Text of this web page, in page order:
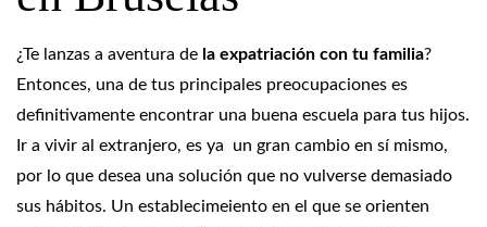
¿Te lanzas a aventura de la expatriación con tu familia?
Entonces, una de tus principales preocupaciones es
definitivamente encontrar una buena escuela para tus hijos.
Ir a vivir al extranjero, es ya un gran cambio en sí mismo,
por lo que desea una solución que no vulverse demasiado
sus hábitos. Un establecimeiento en el que se orienten